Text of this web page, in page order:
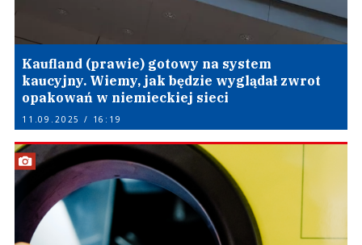
Kaufland (prawie) gotowy na system
kaucyjny. Wiemy, jak będzie wyglądał zwrot
opakowań w niemieckiej sieci
11.09.2025 / 16:19